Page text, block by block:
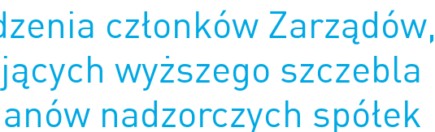
członków Zarządów,
wyższego szczebla
nadzorczych spółek